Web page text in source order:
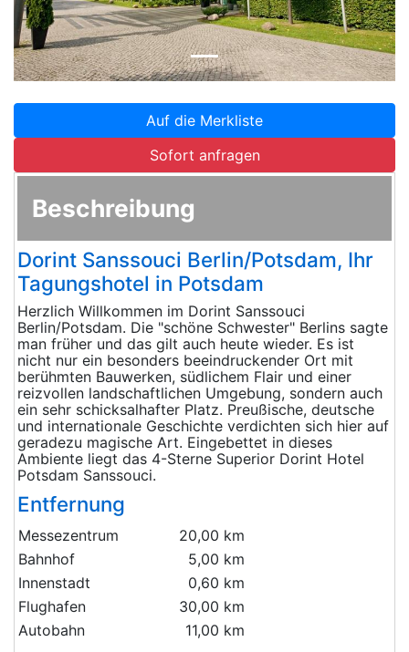
Auf die Merkliste
Sofort anfragen
Beschreibung
Dorint Sanssouci Berlin/Potsdam, Ihr
Tagungshotel in Potsdam
Herzlich Willkommen im Dorint Sanssouci
Berlin/Potsdam. Die "schöne Schwester" Berlins sagte
man früher und das gilt auch heute wieder. Es ist
nicht nur ein besonders beeindruckender Ort mit
berühmten Bauwerken, südlichem Flair und einer
reizvollen landschaftlichen Umgebung, sondern auch
ein sehr schicksalhafter Platz. Preußische, deutsche
und internationale Geschichte verdichten sich hier auf
geradezu magische Art. Eingebettet in dieses
Ambiente liegt das 4-Sterne Superior Dorint Hotel
Potsdam Sanssouci.
Entfernung
Messezentrum
20,00 km
Bahnhof
5,00 km
Innenstadt
0,60 km
Flughafen
30,00 km
Autobahn
11,00 km